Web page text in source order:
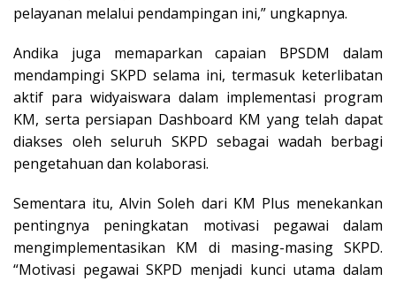
pelayanan melalui pendampingan ini,” ungkapnya.
Andika juga memaparkan capaian BPSDM dalam
mendampingi SKPD selama ini, termasuk keterlibatan
aktif para widyaiswara dalam implementasi program
KM, serta persiapan Dashboard KM yang telah dapat
diakses oleh seluruh SKPD sebagai wadah berbagi
pengetahuan dan kolaborasi.
Sementara itu, Alvin Soleh dari KM Plus menekankan
pentingnya peningkatan motivasi pegawai dalam
mengimplementasikan KM di masing-masing SKPD.
“Motivasi pegawai SKPD menjadi kunci utama dalam